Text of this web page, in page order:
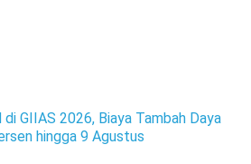
GIIAS 2026, Biaya Tambah Daya
hingga 9 Agustus